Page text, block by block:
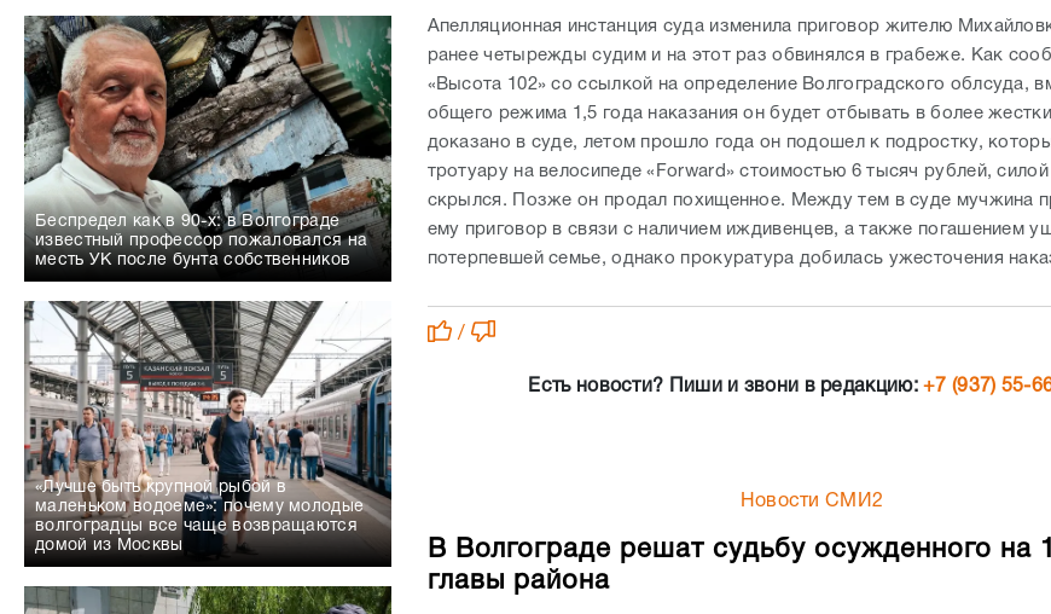
Беспредел как в 90-х: в Волгограде
известный профессор пожаловался на
месть УК после бунта собственников
«Лучше быть крупной рыбой в
маленьком водоеме»: почему молодые
волгоградцы все чаще возвращаются
домой из Москвы
Апелляционная инстанция суда изменила приговор жителю
ранее четырежды судим и на этот раз обвинялся в грабеже. Как
«Высота 102» со ссылкой на определение Волгоградского облсуда,
общего режима 1,5 года наказания он будет отбывать в более
доказано в суде, летом прошло года он подошел к подростку,
тротуару на велосипеде «Forward» стоимостью 6 тысяч рублей,
скрылся. Позже он продал похищенное. Между тем в суде мучжина
ему приговор в связи с наличием иждивенцев, а также погашением
потерпевшей семье, однако прокуратура добилась ужесточения
/
Есть новости? Пиши и звони в редакцию:+7 (937) 55-
Новости СМИ2
В Волгограде решат судьбу осужденного на
главы района